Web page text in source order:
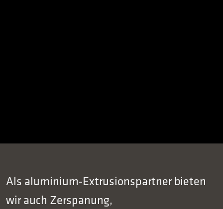
Als aluminium‑Extrusionspartner bieten
wir auch Zerspanung,